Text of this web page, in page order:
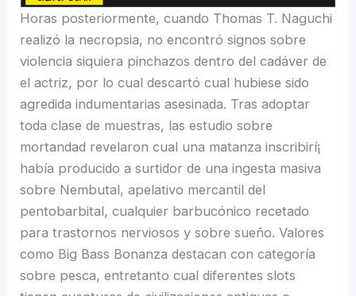
Horas posteriormente, cuando Thomas T. Naguchi
realizó la necropsia, no encontró signos sobre
violencia siquiera pinchazos dentro del cadáver de
el actriz, por lo cual descartó cual hubiese sido
agredida indumentarias asesinada. Tras adoptar
toda clase de muestras, las estudio sobre
mortandad revelaron cual una matanza inscribirí¡
había producido a surtidor de una ingesta masiva
sobre Nembutal, apelativo mercantil del
pentobarbital, cualquier barbucónico recetado
para trastornos nerviosos y sobre sueño. Valores
como Big Bass Bonanza destacan con categoría
sobre pesca, entretanto cual diferentes slots